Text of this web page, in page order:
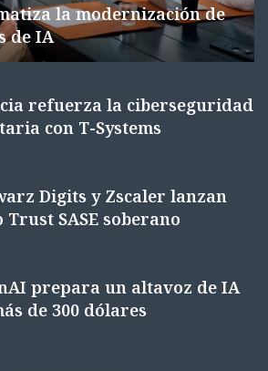
la modernización de
de IA
refuerza la ciberseguridad
con T-Systems
Digits y Zscaler lanzan
Trust SASE soberano
prepara un altavoz de IA
de 300 dólares